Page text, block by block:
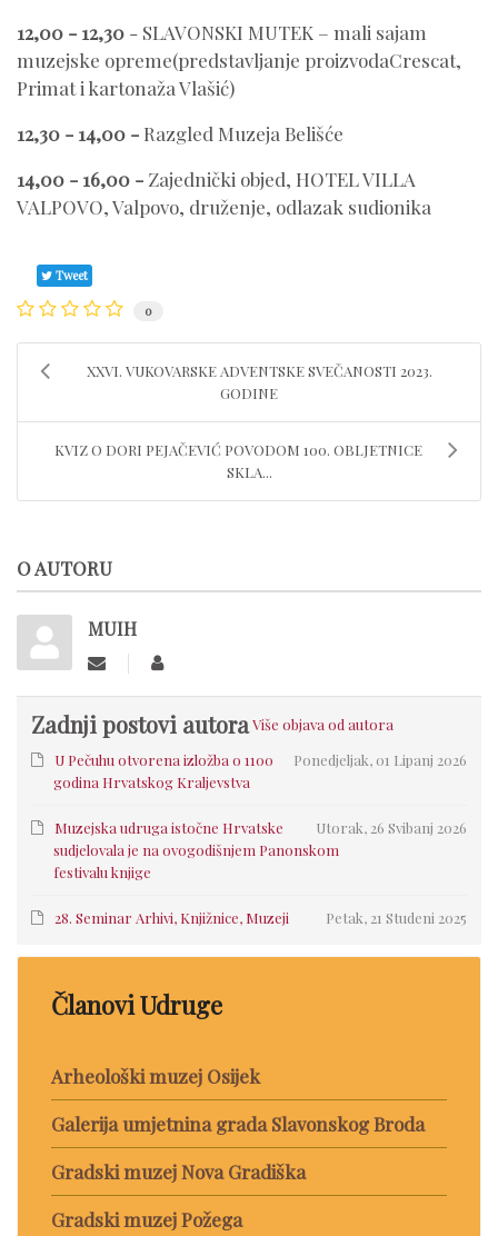
12,00 - 12,30 - SLAVONSKI MUTEK – mali sajam
muzejske opreme(predstavljanje proizvodaCrescat,
Primat i kartonaža Vlašić)
12,30 - 14,00 - Razgled Muzeja Belišće
14,00 - 16,00 - Zajednički objed, HOTEL VILLA
VALPOVO, Valpovo, druženje, odlazak sudionika
Tweet
0
XXVI. VUKOVARSKE ADVENTSKE SVEČANOSTI 2023.
GODINE
KVIZ O DORI PEJAČEVIĆ POVODOM 100. OBLJETNICE
SKLA...
O AUTORU
MUIH
Zadnji postovi autoraViše objava od autora
Ponedjeljak, 01 Lipanj 2026
U Pečuhu otvorena izložba o 1100
godina Hrvatskog Kraljevstva
Utorak, 26 Svibanj 2026
Muzejska udruga istočne Hrvatske
sudjelovala je na ovogodišnjem Panonskom
festivalu knjige
Petak, 21 Studeni 2025
28. Seminar Arhivi, Knjižnice, Muzeji
Članovi Udruge
Arheološki muzej Osijek
Galerija umjetnina grada Slavonskog Broda
Gradski muzej Nova Gradiška
Gradski muzej Požega